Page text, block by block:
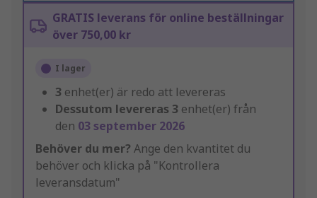
GRATIS leverans för online beställningar
över 750,00 kr
I lager
3 enhet(er) är redo att levereras
Dessutom levereras 3 enhet(er) från
den 03 september 2026
Behöver du mer? Ange den kvantitet du
behöver och klicka på "Kontrollera
leveransdatum"